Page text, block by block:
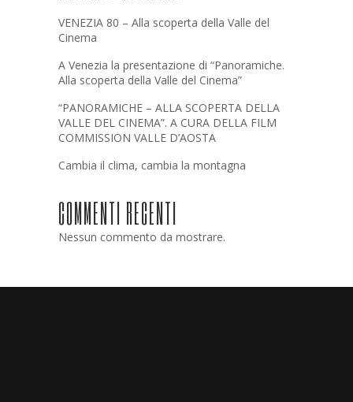
VENEZIA 80 – Alla scoperta della Valle del
Cinema
A Venezia la presentazione di “Panoramiche.
Alla scoperta della Valle del Cinema”
“PANORAMICHE – ALLA SCOPERTA DELLA
VALLE DEL CINEMA”. A CURA DELLA FILM
COMMISSION VALLE D’AOSTA
Cambia il clima, cambia la montagna
COMMENTI RECENTI
Nessun commento da mostrare.